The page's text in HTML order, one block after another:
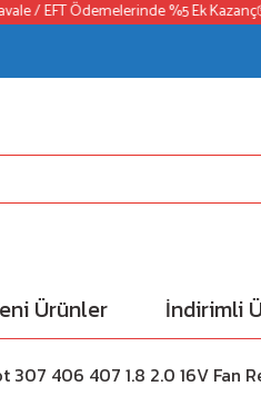
EFT Ödemelerinde %5 Ek Kazanç📦
Ürünler İndirimli
307 406 407 1.8 2.0 16V Fan